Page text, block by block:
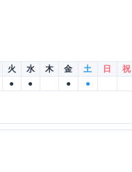
火 水 木 金 土 日
祝
● ● ● ●